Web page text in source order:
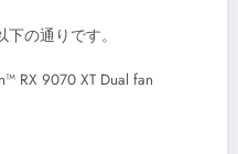
の通りです。
RX 9070 XT Dual fan